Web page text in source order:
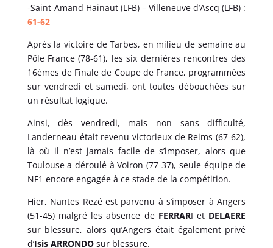
-Saint-Amand Hainaut (LFB) – Villeneuve d’Ascq (LFB) :
61-62
Après la victoire de Tarbes, en milieu de semaine au
Pôle France (78-61), les six dernières rencontres des
16émes de Finale de Coupe de France, programmées
sur vendredi et samedi, ont toutes débouchées sur
un résultat logique.
Ainsi, dès vendredi, mais non sans difficulté,
Landerneau était revenu victorieux de Reims (67-62),
là où il n’est jamais facile de s’imposer, alors que
Toulouse a déroulé à Voiron (77-37), seule équipe de
NF1 encore engagée à ce stade de la compétition.
Hier, Nantes Rezé est parvenu à s’imposer à Angers
(51-45) malgré les absence de FERRARI et DELAERE
sur blessure, alors qu’Angers était également privé
d’Isis ARRONDOsur blessure.